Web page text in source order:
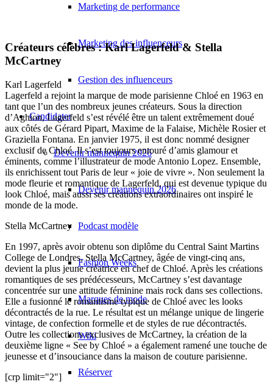
Marketing de performance
Marketing des influenceurs
Gestion des influenceurs
Candidater
Devenir mannequin 2026
Devenir mannequin 2026
Podcast modèle
Fashion Weeks
Marques de mode
Wiki
Réserver
Créateurs célèbres : Karl Lagerfeld & Stella
McCartney
Karl Lagerfeld
Lagerfeld a rejoint la marque de mode parisienne Chloé en 1963 en
tant que l’un des nombreux jeunes créateurs. Sous la direction
d’Aghion, Lagerfeld s’est révélé être un talent extrêmement doué
aux côtés de Gérard Pipart, Maxime de la Falaise, Michèle Rosier et
Graziella Fontana. En janvier 1975, il est donc nommé designer
exclusif de Chloé. Il s’est toujours entouré d’amis glamour et
éminents, comme l’illustrateur de mode Antonio Lopez. Ensemble,
ils enrichissent tout Paris de leur « joie de vivre ». Non seulement la
mode fleurie et romantique de Lagerfeld, qui est devenue typique du
look Chloé, mais aussi ses créations extraordinaires ont inspiré le
monde de la mode.
Stella McCartney
En 1997, après avoir obtenu son diplôme du Central Saint Martins
College de Londres, Stella McCartney, âgée de vingt-cinq ans,
devient la plus jeune créatrice en chef de Chloé. Après les créations
romantiques de ses prédécesseurs, McCartney s’est davantage
concentrée sur une attitude féminine mais rock dans ses collections.
Elle a fusionné le romantisme typique de Chloé avec les looks
décontractés de la rue. Le résultat est un mélange unique de lingerie
vintage, de confection formelle et de styles de rue décontractés.
Outre les collections exclusives de McCartney, la création de la
deuxième ligne « See by Chloé » a également ramené une touche de
jeunesse et d’insouciance dans la maison de couture parisienne.
[crp limit="2"]